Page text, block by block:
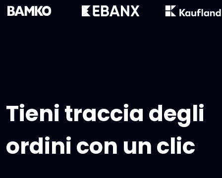
Tieni traccia degli
ordini con un clic